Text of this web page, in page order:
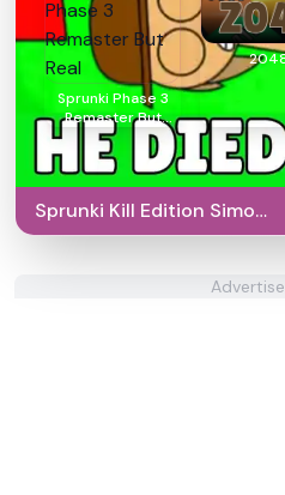
Sprunki Phase 3
Remaster But
Real
Sprunki Kill Edition Simon
Kill Tunner